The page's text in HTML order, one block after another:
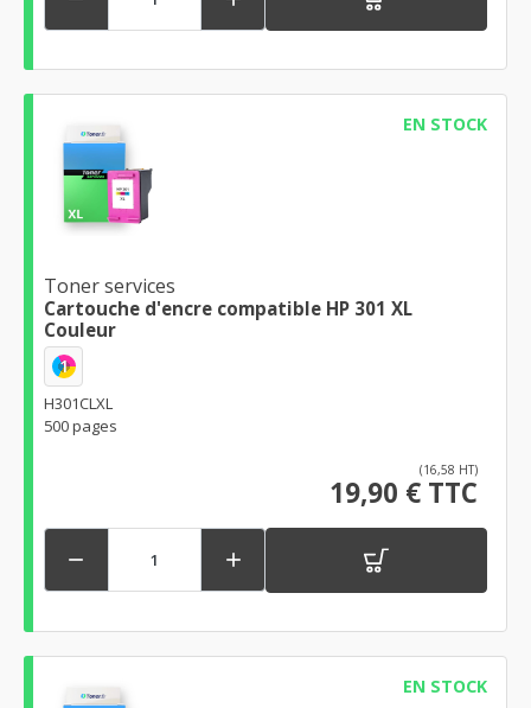
EN STOCK
Toner services
Cartouche d'encre compatible HP 301 XL
Couleur
1
H301CLXL
500 pages
(16,58 HT)
19,90 € TTC
 
EN STOCK